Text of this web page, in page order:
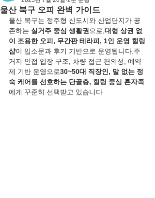
울산 북구 오피 완벽 가이드
울산 북구는 정주형 신도시와 산업단지가 공
존하는 실거주 중심 생활권 으로, 대형 상권 없
이 조용한 오피, 무간판 테라피, 1인 운영 힐링
샵이 입소문과 후기 기반으로 운영됩니다.주
거지 인접 입장 구조, 차량 접근 편의성, 예약
제 기반 운영으로30~50대 직장인, 말 없는 정
숙 케어를 선호하는 단골층, 힐링 중심 혼자족
에게 꾸준히 선택받고 있습니다